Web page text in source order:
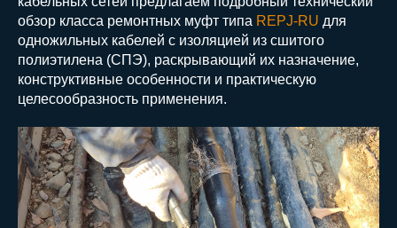
обзор класса ремонтных муфт типа REPJ-RU для
одножильных кабелей с изоляцией из сшитого
полиэтилена (СПЭ), раскрывающий их назначение,
конструктивные особенности и практическую
целесообразность применения.